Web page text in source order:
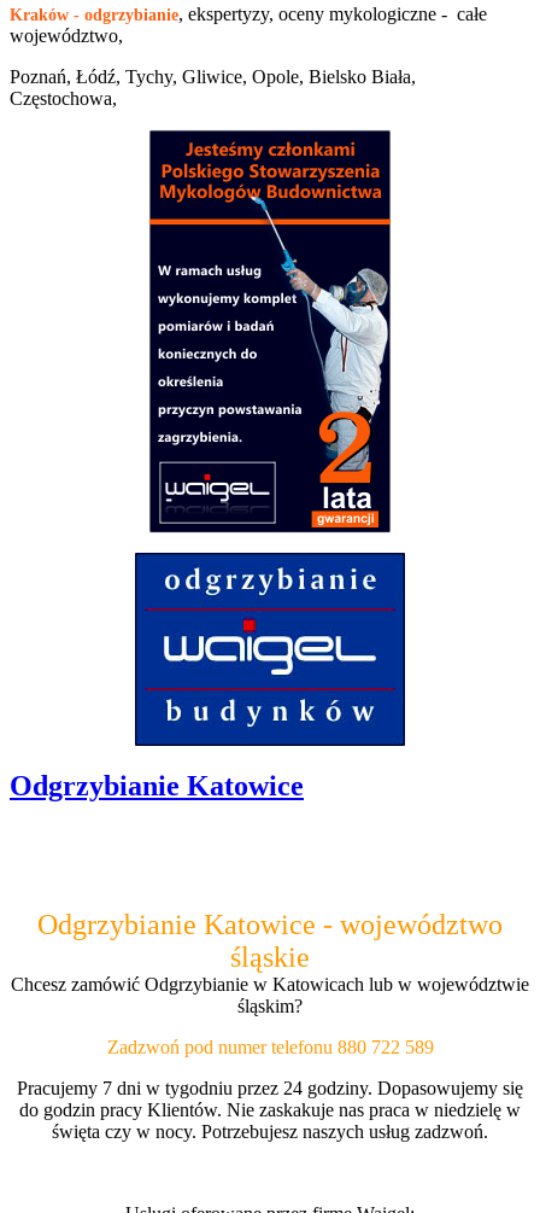
Kraków - odgrzybianie, ekspertyzy, oceny mykologiczne - całe
województwo,
Poznań, Łódź, Tychy, Gliwice, Opole, Bielsko Biała,
Częstochowa,
Odgrzybianie Katowice
Odgrzybianie Katowice - województwo
śląskie
Chcesz zamówić Odgrzybianie w Katowicach lub w województwie
śląskim?
Zadzwoń pod numer telefonu 880 722 589
Pracujemy 7 dni w tygodniu przez 24 godziny. Dopasowujemy się
do godzin pracy Klientów. Nie zaskakuje nas praca w niedzielę w
święta czy w nocy. Potrzebujesz naszych usług zadzwoń.